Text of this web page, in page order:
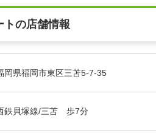
トの店舗情報
岡県福岡市東区三苫5-7-35
鉄貝塚線/三苫 歩7分